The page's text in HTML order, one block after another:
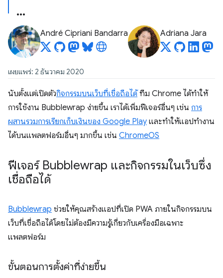
André Cipriani Bandarra Adriana Jara
เผยแพร่: 2 ธันวาคม 2020
นับตั้งแต่เปิดตัวกิจกรรมบนเว็บที่เชื่อถือได้ทีม Chrome ได้ทำให้
การใช้งาน Bubblewrap ง่ายขึ้น เราได้เพิ่มฟีเจอร์อื่นๆ เช่น การ
ผสานรวมการเรียกเก็บเงินของ Google Play และทำให้แอปทำงาน
ได้บนแพลตฟอร์มอื่นๆ มากขึ้น เช่น ChromeOS
ฟีเจอร์ Bubblewrap และกิจกรรมในเว็บซึ่ง
เชื่อถือได้
Bubblewrap ช่วยให้คุณสร้างแอปที่เปิด PWA ภายในกิจกรรมบน
เว็บที่เชื่อถือได้โดยไม่ต้องมีความรู้เกี่ยวกับเครื่องมือเฉพาะ
แพลตฟอร์ม
ขั้นตอนการตั้งค่าที่ง่ายขึ้น